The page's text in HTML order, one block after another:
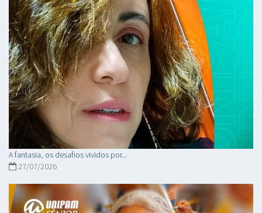
A fantasia, os desafios vividos por...
27/07/2026